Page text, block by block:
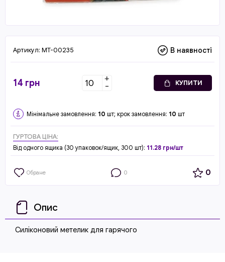
Артикул: MT-00235 В наявності
14 грн +
- КУПИТИ
Мінімальне замовлення: 10 шт; крок замовлення: 10 шт
ГУРТОВА ЦІНА:
Від одного ящика (30 упаковок/ящик, 300 шт): 11.28 грн/шт
Обране 0 0
Опис
Силіконовий метелик для гарячого